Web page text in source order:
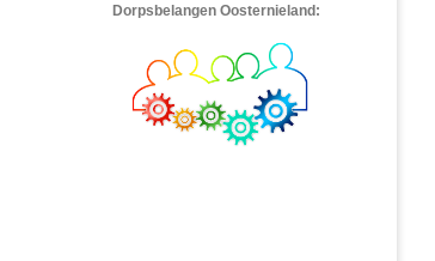
Dorpsbelangen Oosternieland: